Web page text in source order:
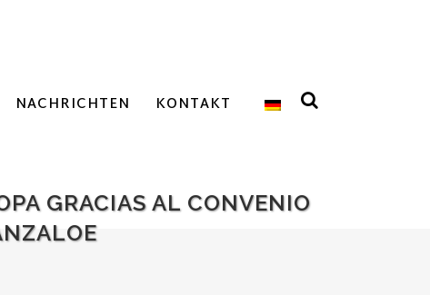
NACHRICHTEN KONTAKT
GRACIAS AL CONVENIO